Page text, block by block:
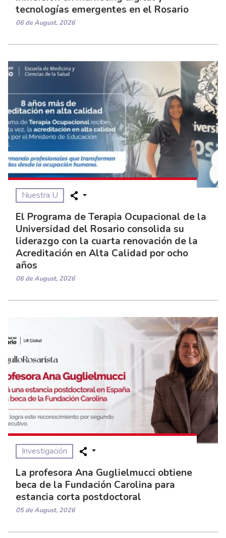
tecnologías emergentes en el Rosario
06 de August, 2026
Nuestra U
El Programa de Terapia Ocupacional de la
Universidad del Rosario consolida su
liderazgo con la cuarta renovación de la
Acreditación en Alta Calidad por ocho
años
06 de August, 2026
Investigación
La profesora Ana Guglielmucci obtiene
beca de la Fundación Carolina para
estancia corta postdoctoral
05 de August, 2026